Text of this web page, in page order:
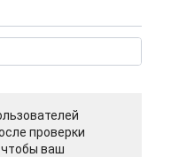
проверки
ваш